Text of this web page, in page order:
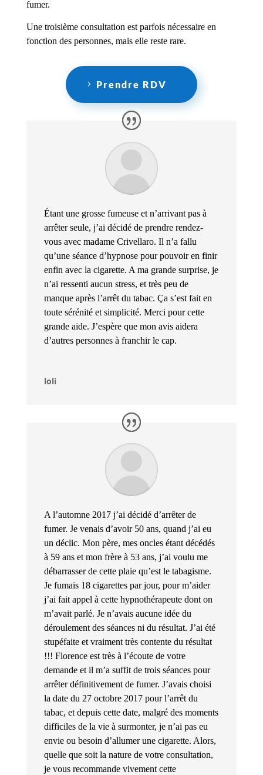
fumer.
Une troisième consultation est parfois nécessaire en
fonction des personnes, mais elle reste rare.
Prendre RDV
Étant une grosse fumeuse et n’arrivant pas à
arrêter seule, j’ai décidé de prendre rendez-
vous avec madame Crivellaro. Il n’a fallu
qu’une séance d’hypnose pour pouvoir en finir
enfin avec la cigarette. A ma grande surprise, je
n’ai ressenti aucun stress, et très peu de
manque après l’arrêt du tabac. Ça s’est fait en
toute sérénité et simplicité. Merci pour cette
grande aide. J’espère que mon avis aidera
d’autres personnes à franchir le cap.
loli
A l’automne 2017 j’ai décidé d’arrêter de
fumer. Je venais d’avoir 50 ans, quand j’ai eu
un déclic. Mon père, mes oncles étant décédés
à 59 ans et mon frère à 53 ans, j’ai voulu me
débarrasser de cette plaie qu’est le tabagisme.
Je fumais 18 cigarettes par jour, pour m’aider
j’ai fait appel à cette hypnothérapeute dont on
m’avait parlé. Je n’avais aucune idée du
déroulement des séances ni du résultat. J’ai été
stupéfaite et vraiment très contente du résultat
!!! Florence est très à l’écoute de votre
demande et il m’a suffit de trois séances pour
arrêter définitivement de fumer. J’avais choisi
la date du 27 octobre 2017 pour l’arrêt du
tabac, et depuis cette date, malgré des moments
difficiles de la vie à surmonter, je n’ai pas eu
envie ou besoin d’allumer une cigarette. Alors,
quelle que soit la nature de votre consultation,
je vous recommande vivement cette